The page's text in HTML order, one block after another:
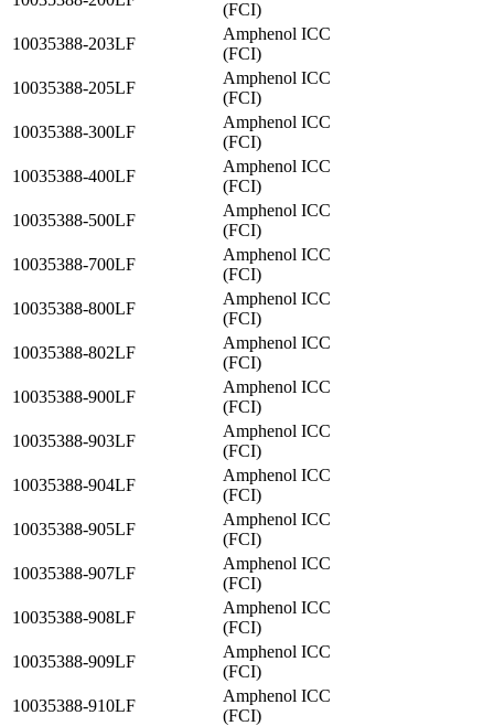
(FCI)
10035388-203LF
Amphenol ICC
(FCI)
10035388-205LF
Amphenol ICC
(FCI)
10035388-300LF
Amphenol ICC
(FCI)
10035388-400LF
Amphenol ICC
(FCI)
10035388-500LF
Amphenol ICC
(FCI)
10035388-700LF
Amphenol ICC
(FCI)
10035388-800LF
Amphenol ICC
(FCI)
10035388-802LF
Amphenol ICC
(FCI)
10035388-900LF
Amphenol ICC
(FCI)
10035388-903LF
Amphenol ICC
(FCI)
10035388-904LF
Amphenol ICC
(FCI)
10035388-905LF
Amphenol ICC
(FCI)
10035388-907LF
Amphenol ICC
(FCI)
10035388-908LF
Amphenol ICC
(FCI)
10035388-909LF
Amphenol ICC
(FCI)
10035388-910LF
Amphenol ICC
(FCI)